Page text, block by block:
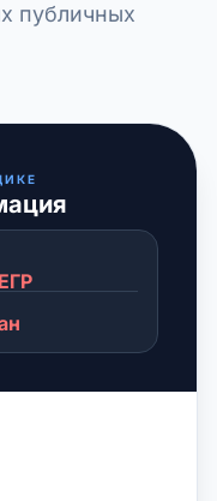
публичных